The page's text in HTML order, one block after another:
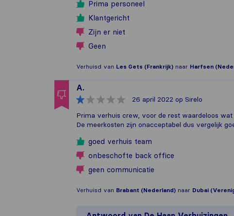
Prima personeel
Klantgericht
Zijn er niet
Geen
Verhuisd van Les Gets (Frankrijk) naar Harfsen
A.
26 april 2022 op Sirelo
Prima verhuis crew, voor de rest waardeloos
De meerkosten zijn onacceptabel dus vergelijk
goed verhuis team
onbeschofte back office
geen communicatie
Verhuisd van Brabant (Nederland) naar Dubai